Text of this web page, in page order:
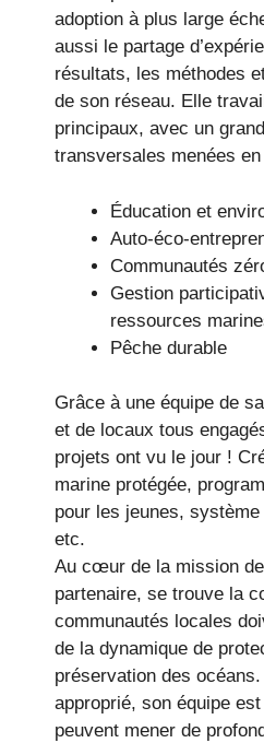
adoption à plus large
aussi le partage
résultats, les méthodes
de son réseau. Elle
principaux, avec un
transversales menées
Éducation et
Auto-éco-
Communautés
Gestion
ressources
Pêche durable
Grâce à une équipe de
et de locaux tous
projets ont vu le jour !
marine protégée,
pour les jeunes, système
etc.
Au cœur de la mission
partenaire, se trouve la
communautés locales
de la dynamique de
préservation des
approprié, son équipe est
peuvent mener de